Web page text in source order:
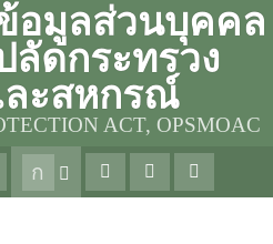
อมูลส่วนบุคคล
ลัดกระทรวง
ละสหกรณ์
ACT, OPSMOAC
ก